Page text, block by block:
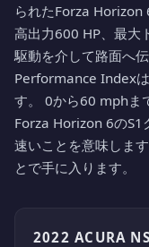
られたForza
高出力600 HP、最大
駆動を介して路面へ
Performance Index
す。 0から60 mphま
Forza Horizon 6のS1
速いことを意味しま
とで手に入ります。
2022 ACURA